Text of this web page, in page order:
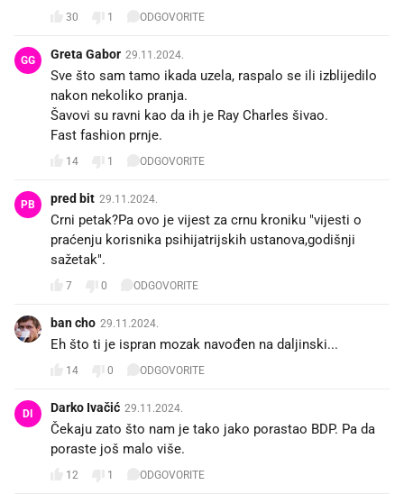
30 1 ODGOVORITE
GG Greta Gabor 29.11.2024.
Sve što sam tamo ikada uzela, raspalo se ili izblijedilo
nakon nekoliko pranja.
Šavovi su ravni kao da ih je Ray Charles šivao.
Fast fashion prnje.
14 1 ODGOVORITE
PB pred bit 29.11.2024.
Crni petak?Pa ovo je vijest za crnu kroniku "vijesti o
praćenju korisnika psihijatrijskih ustanova,godišnji
sažetak".
7 0 ODGOVORITE
ban cho 29.11.2024.
Eh što ti je ispran mozak navođen na daljinski...
14 0 ODGOVORITE
DI Darko Ivačić 29.11.2024.
Čekaju zato što nam je tako jako porastao BDP. Pa da
poraste još malo više.
12 1 ODGOVORITE